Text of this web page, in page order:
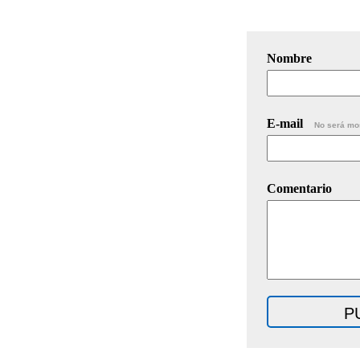
Nombre
E-mail No será
Comentario